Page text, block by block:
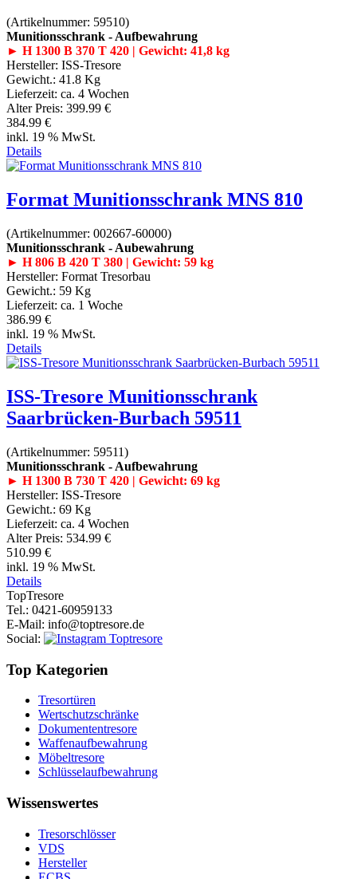
(Artikelnummer: 59510)
Munitionsschrank - Aufbewahrung
► H 1300 B 370 T 420 | Gewicht: 41,8 kg
Hersteller: ISS-Tresore
Gewicht.: 41.8 Kg
Lieferzeit: ca. 4 Wochen
Alter Preis: 399.99 €
384.99 €
inkl. 19 % MwSt.
Details
Format Munitionsschrank MNS 810
(Artikelnummer: 002667-60000)
Munitionsschrank - Aubewahrung
► H 806 B 420 T 380 | Gewicht: 59 kg
Hersteller: Format Tresorbau
Gewicht.: 59 Kg
Lieferzeit: ca. 1 Woche
386.99 €
inkl. 19 % MwSt.
Details
ISS-Tresore Munitionsschrank
Saarbrücken-Burbach 59511
(Artikelnummer: 59511)
Munitionsschrank - Aufbewahrung
► H 1300 B 730 T 420 | Gewicht: 69 kg
Hersteller: ISS-Tresore
Gewicht.: 69 Kg
Lieferzeit: ca. 4 Wochen
Alter Preis: 534.99 €
510.99 €
inkl. 19 % MwSt.
Details
TopTresore
Tel.: 0421-60959133
E-Mail: info@toptresore.de
Social:
Top Kategorien
Tresortüren
Wertschutzschränke
Dokumententresore
Waffenaufbewahrung
Möbeltresore
Schlüsselaufbewahrung
Wissenswertes
Tresorschlösser
VDS
Hersteller